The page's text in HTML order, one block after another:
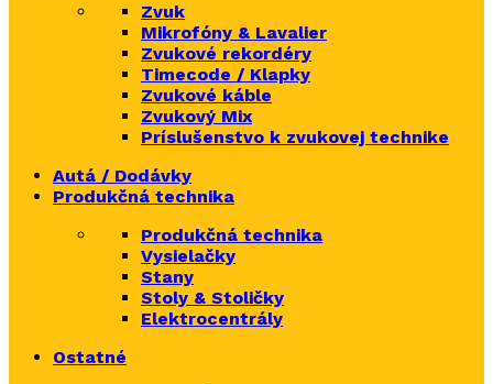
Zvuk
Mikrofóny & Lavalier
Zvukové rekordéry
Timecode / Klapky
Zvukové káble
Zvukový Mix
Príslušenstvo k zvukovej technike
Autá / Dodávky
Produkčná technika
Produkčná technika
Vysielačky
Stany
Stoly & Stoličky
Elektrocentrály
Ostatné